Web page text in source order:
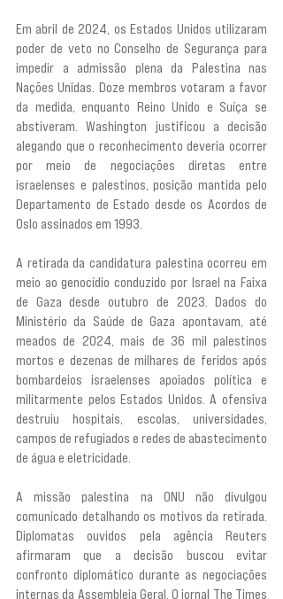
Em abril de 2024, os Estados Unidos utilizaram
poder de veto no Conselho de Segurança para
impedir a admissão plena da Palestina nas
Nações Unidas. Doze membros votaram a favor
da medida, enquanto Reino Unido e Suíça se
abstiveram. Washington justificou a decisão
alegando que o reconhecimento deveria ocorrer
por meio de negociações diretas entre
israelenses e palestinos, posição mantida pelo
Departamento de Estado desde os Acordos de
Oslo assinados em 1993.
A retirada da candidatura palestina ocorreu em
meio ao genocídio conduzido por Israel na Faixa
de Gaza desde outubro de 2023. Dados do
Ministério da Saúde de Gaza apontavam, até
meados de 2024, mais de 36 mil palestinos
mortos e dezenas de milhares de feridos após
bombardeios israelenses apoiados política e
militarmente pelos Estados Unidos. A ofensiva
destruiu hospitais, escolas, universidades,
campos de refugiados e redes de abastecimento
de água e eletricidade.
A missão palestina na ONU não divulgou
comunicado detalhando os motivos da retirada.
Diplomatas ouvidos pela agência Reuters
afirmaram que a decisão buscou evitar
confronto diplomático durante as negociações
internas da Assembleia Geral. O jornal The Times